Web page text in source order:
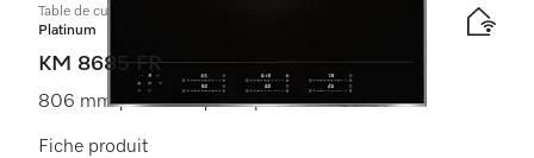
Table de cuisson à induction
Platinum
KM 8685 FR
806 mm | Full Flex | Compatible M Sense
Fiche produit